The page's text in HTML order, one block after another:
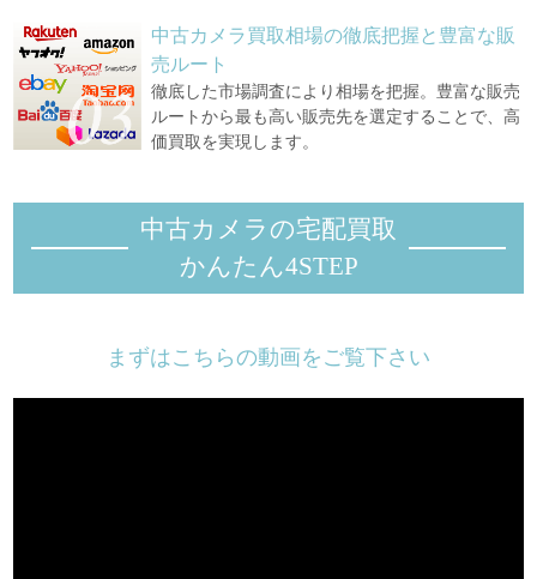
中古カメラ買取相場の徹底把握と豊富な販
売ルート
徹底した市場調査により相場を把握。豊富な販売
ルートから最も高い販売先を選定することで、高
価買取を実現します。
中古カメラの宅配買取
かんたん4STEP
まずはこちらの動画をご覧下さい